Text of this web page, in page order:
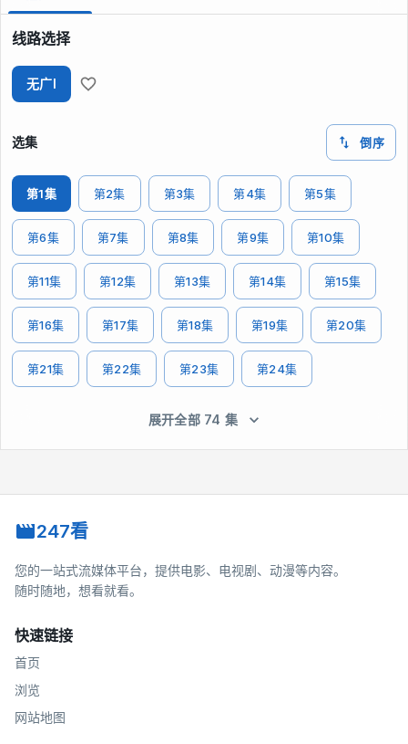
线路选择
无广I
选集 倒序
第1集 第2集 第3集 第4集 第5集
第6集 第7集 第8集 第9集 第10集
第11集 第12集 第13集 第14集 第15集
第16集 第17集 第18集 第19集 第20集
第21集 第22集 第23集 第24集
展开全部 74 集
247看
您的一站式流媒体平台，提供电影、电视剧、动漫等内容。
随时随地，想看就看。
快速链接
首页
浏览
网站地图